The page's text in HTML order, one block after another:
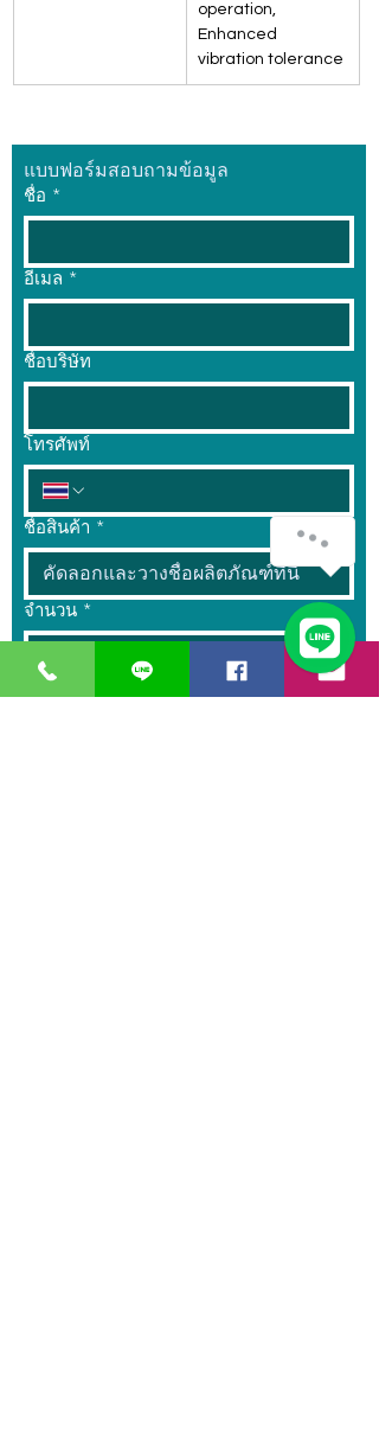
operation,
Enhanced
vibration tolerance
แบบฟอร์มสอบถามข้อมูล
ชื่อ *
อีเมล *
ชื่อบริษัท
โทรศัพท์
ชื่อสินค้า *
จำนวน *
ข้อความ